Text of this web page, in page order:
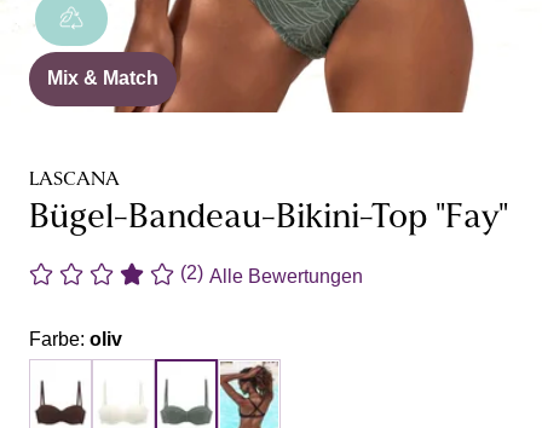
Mix & Match
LASCANA
Bügel-Bandeau-Bikini-Top "Fay"
(2) Alle Bewertungen
Farbe: oliv